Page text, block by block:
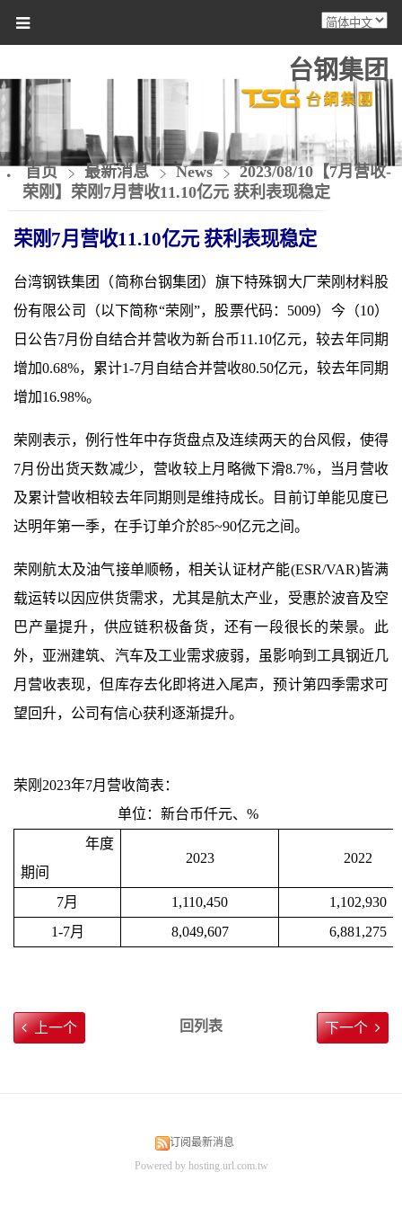
台钢集团
首页 最新消息 News
2023/08/10【7月营收-
荣刚】荣刚7月营收11.10亿元 获利表现稳定
荣刚 7月营收11.10亿元 获利表现稳定
台湾钢铁集团（简称台钢集团）旗下特殊钢大厂荣刚材料股
份有限公司（以下简称“荣刚”，股票代码： 5009）今（10）
日公告7月份自结合并营收为新台币11.10亿元，较去年同期
增加0.68%，累计1-7月自结合并营收80.50亿元，较去年同期
增加16.98%。
荣刚表示，例行性年中存货盘点及连续两天的台风假，使得
7月份出货天数减少，营收较上月略微下滑8.7%，
当月营收
及累计营收相较去年同期则是维持成长。目前订单能见度已
达明年第一季，在手订单介於85~90亿元之间。
荣刚航太及油气接单顺畅， 相关认证材产能(ESR/VAR)皆满
载运转以因应供货需求，尤其是航太产业，受惠於波音及空
巴产量提升，供应链积极备货，还有一段很长的荣景。此
外， 亚洲建筑、汽车及工业需求疲弱， 虽影响到工具钢近几
月营收表现，但库存去化即将进入尾声，预计第四季需求可
望回升，公司有信心获利逐渐提升。
荣刚 2023年7月营收简表：
单位：新台币仟元、 %
年度
期间
2023 2022
7月 1,110,450
1,102,930
1-7月 8,049,607 6,881,275
上一个 回列表 下一个
订阅最新消息
Powered by hosting.url.com.tw